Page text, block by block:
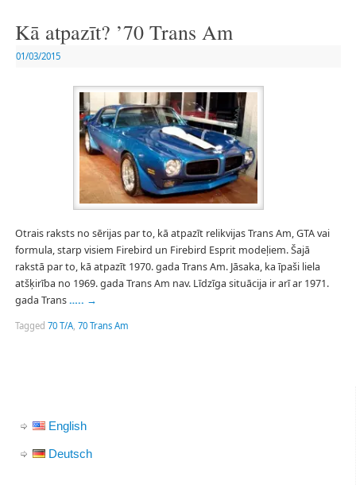
Kā atpazīt? ’70 Trans Am
01/03/2015
Otrais raksts no sērijas par to, kā atpazīt relikvijas Trans Am, GTA vai
formula, starp visiem Firebird un Firebird Esprit modeļiem. Šajā
rakstā par to, kā atpazīt 1970. gada Trans Am. Jāsaka, ka īpaši liela
atšķirība no 1969. gada Trans Am nav. Līdzīga situācija ir arī ar 1971.
gada Trans….. →
Tagged 70 T/A, 70 Trans Am
English
Deutsch